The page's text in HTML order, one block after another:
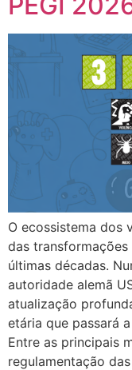
O ecossistema dos
das
últimas décadas.
autoridade alemã
atualização
etária que passará
Entre as principais
regulamentação